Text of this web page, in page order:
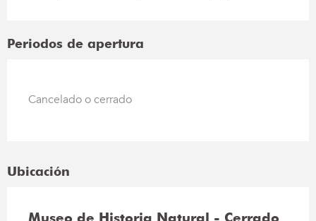
Periodos de apertura
Cancelado o cerrado
Ubicación
Museo de Historia Natural - Cerrado